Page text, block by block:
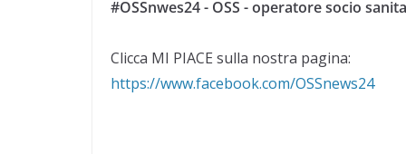
#OSSnwes24 - OSS - operatore socio
Clicca MI PIACE sulla nostra pagina:
https://www.facebook.com/OSSnews24